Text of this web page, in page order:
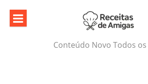
content
Conteúdo Novo Todos os